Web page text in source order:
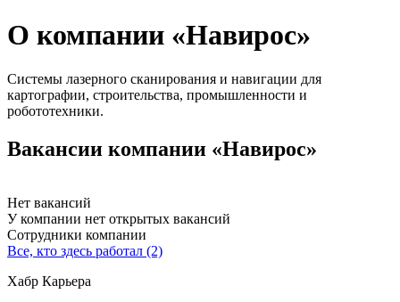
О компании «Навирос»
Системы лазерного сканирования и навигации для
картографии, строительства, промышленности и
робототехники.
Вакансии компании «Навирос»
Нет вакансий
У компании нет открытых вакансий
Сотрудники компании
Все, кто здесь работал (2)
Хабр Карьера